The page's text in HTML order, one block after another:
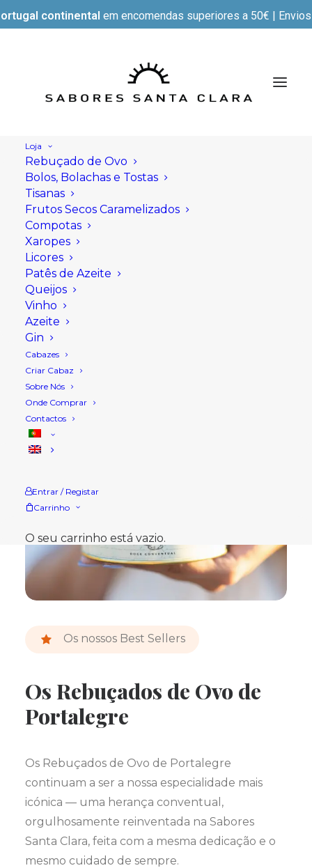
continental em encomendas superiores a 50€ |
Loja
Rebuçado de Ovo
Bolos, Bolachas e Tostas
Tisanas
Frutos Secos Caramelizados
Compotas
Xaropes
Licores
Patês de Azeite
Queijos
Vinho
Azeite
Gin
Cabazes
Criar Cabaz
Sobre Nós
Onde Comprar
Contactos
Entrar / Registar
Carrinho
O seu carrinho está vazio.
Os nossos Best Sellers
Os Rebuçados de Ovo de
Portalegre
Os Rebuçados de Ovo de Portalegre
continuam a ser a nossa especialidade mais
icónica — uma herança conventual,
orgulhosamente reinventada na Sabores
Santa Clara, feita com a mesma dedicação e o
mesmo cuidado de sempre.